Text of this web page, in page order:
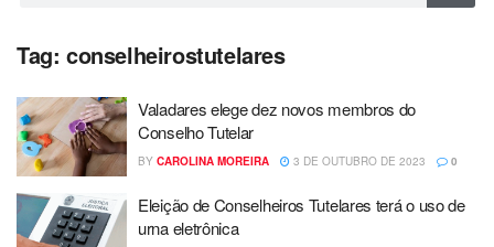
Tag: conselheirostutelares
Valadares elege dez novos membros do
Conselho Tutelar
BY CAROLINA MOREIRA 3 DE OUTUBRO DE 2023 0
Eleição de Conselheiros Tutelares terá o uso de
urna eletrônica